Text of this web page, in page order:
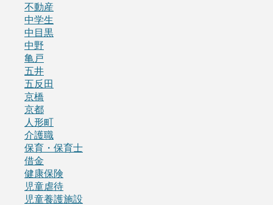
不動産
中学生
中目黒
中野
亀戸
五井
五反田
京橋
京都
人形町
介護職
保育・保育士
借金
健康保険
児童虐待
児童養護施設